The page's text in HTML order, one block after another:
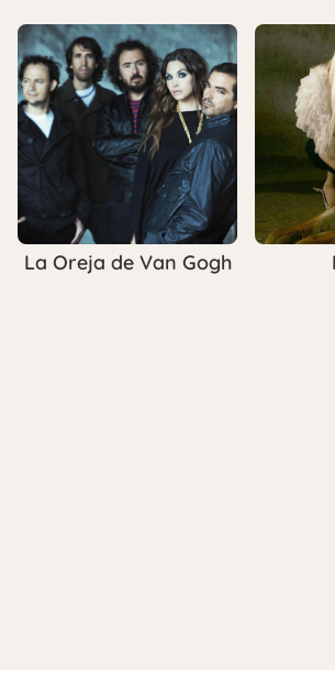
La Oreja de Van Gogh